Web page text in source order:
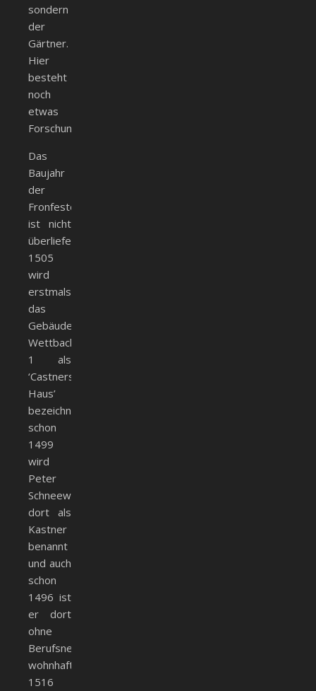
sondern
der
Gärtner.
Hier
besteht
noch
etwas
Forschungsbedarf.
Das
Baujahr
der
Fronfeste
ist nicht
überliefert.
1505
wird
erstmals
das
Gebäude
Wettbach
1 als
‘Castners
Haus’
bezeichnet,
schon
1499
wird
Peter
Schneewinkler
dort als
Kastner
benannt
und auch
schon
1496 ist
er dort
ohne
Berufsnennung
wohnhaft.
1516